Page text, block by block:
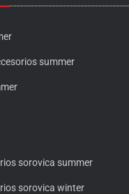
summer
sorovica summer
sorovica winter